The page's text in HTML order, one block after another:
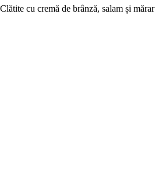
Clătite cu cremă de brânză, salam și mărar